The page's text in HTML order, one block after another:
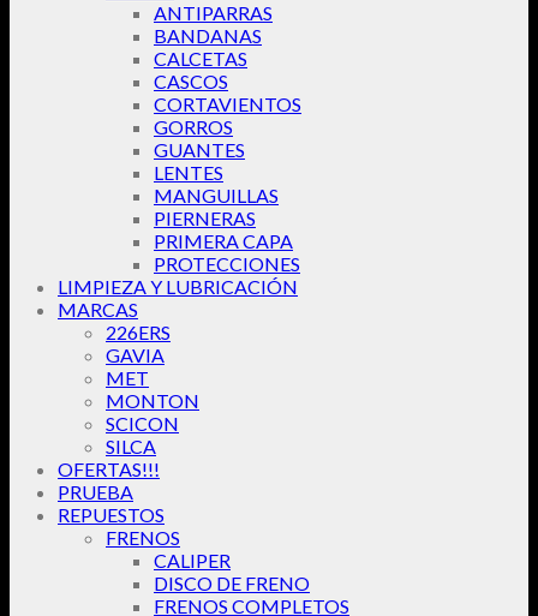
ANTIPARRAS
BANDANAS
CALCETAS
CASCOS
CORTAVIENTOS
GORROS
GUANTES
LENTES
MANGUILLAS
PIERNERAS
PRIMERA CAPA
PROTECCIONES
LIMPIEZA Y LUBRICACIÓN
MARCAS
226ERS
GAVIA
MET
MONTON
SCICON
SILCA
OFERTAS!!!
PRUEBA
REPUESTOS
FRENOS
CALIPER
DISCO DE FRENO
FRENOS COMPLETOS